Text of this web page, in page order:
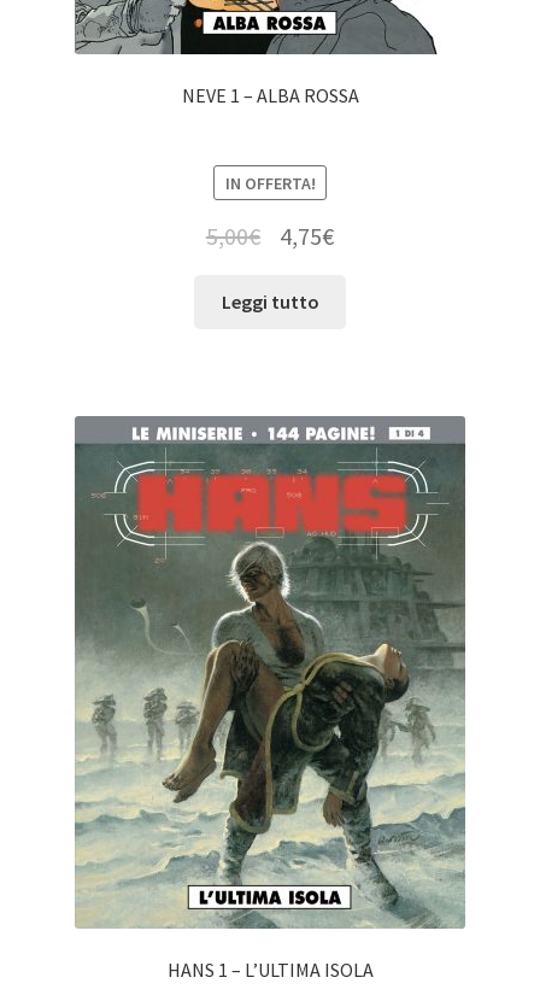
NEVE 1 – ALBA ROSSA
IN OFFERTA!
5,00€ 4,75€
Leggi tutto
HANS 1 – L’ULTIMA ISOLA